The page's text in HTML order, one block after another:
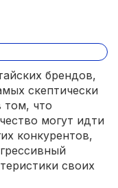
брендов,
скептически
том, что
могут идти
конкурентов,
своих